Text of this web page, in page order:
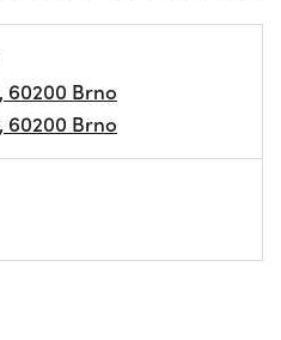
60200 Brno
60200 Brno